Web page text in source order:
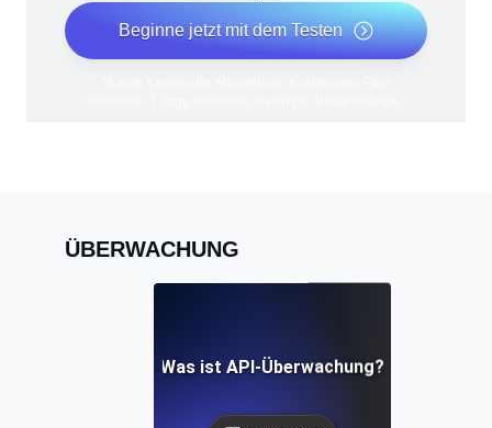
Beginne jetzt mit dem Testen
ÜBERWACHUNG
Was ist API-Überwachung?